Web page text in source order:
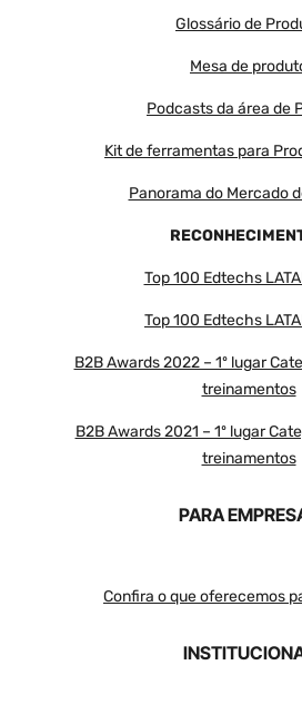
Glossário de
Mesa de
Podcasts da área de
Kit de ferramentas para
Panorama do Mercado
Top 100 Edtechs
Top 100 Edtechs
B2B Awards 2022 – 1º lugar
treinamentos
B2B Awards 2021 – 1º lugar
treinamentos
PARA
Confira o que oferecemos